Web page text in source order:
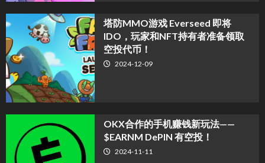
塔防MMO游戏 Everseed 即将
IDO，玩家和NFT持有者准备领取
空投代币！
2024-12-09
OKX合作的手机赚钱新玩法——
$EARNM DePIN 有空投！
2024-11-11